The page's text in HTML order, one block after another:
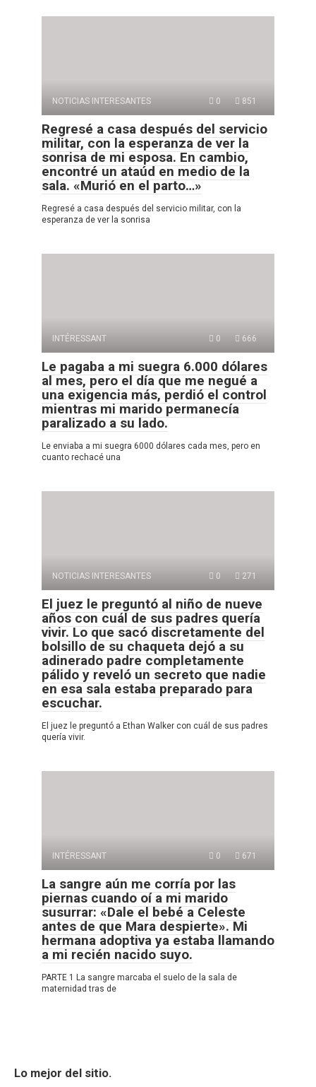
NOTICIAS INTERESANTES 0 851
Regresé a casa después del servicio
militar, con la esperanza de ver la
sonrisa de mi esposa. En cambio,
encontré un ataúd en medio de la
sala. «Murió en el parto…»
Regresé a casa después del servicio militar, con la
esperanza de ver la sonrisa
INTÉRESSANT 0 666
Le pagaba a mi suegra 6.000 dólares
al mes, pero el día que me negué a
una exigencia más, perdió el control
mientras mi marido permanecía
paralizado a su lado.
Le enviaba a mi suegra 6000 dólares cada mes, pero en
cuanto rechacé una
NOTICIAS INTERESANTES 0 271
El juez le preguntó al niño de nueve
años con cuál de sus padres quería
vivir. Lo que sacó discretamente del
bolsillo de su chaqueta dejó a su
adinerado padre completamente
pálido y reveló un secreto que nadie
en esa sala estaba preparado para
escuchar.
El juez le preguntó a Ethan Walker con cuál de sus padres
quería vivir.
INTÉRESSANT 0 671
La sangre aún me corría por las
piernas cuando oí a mi marido
susurrar: «Dale el bebé a Celeste
antes de que Mara despierte». Mi
hermana adoptiva ya estaba llamando
a mi recién nacido suyo.
PARTE 1 La sangre marcaba el suelo de la sala de
maternidad tras de
Lo mejor del sitio.